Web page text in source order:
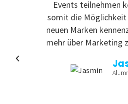
Events teilnehmen
somit die Möglichkeit
neuen Marken
mehr über Marketing